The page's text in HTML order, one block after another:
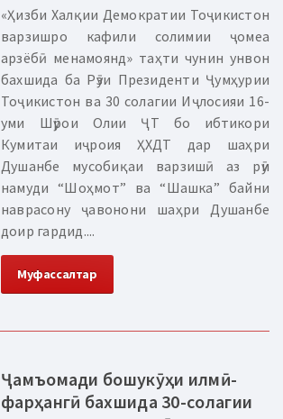
«Ҳизби Халқии Демократии Тоҷикистон
варзишро кафили солимии ҷомеа
арзёбӣ менамоянд» таҳти чунин унвон
бахшида ба Рӯзи Президенти Ҷумҳурии
Тоҷикистон ва 30 солагии Иҷлосияи 16-
уми Шӯрои Олии ҶТ бо ибтикори
Кумитаи иҷроия ҲХДТ дар шаҳри
Душанбе мусобиқаи варзишӣ аз рӯи
намуди “Шоҳмот” ва “Шашка” байни
наврасону ҷавонони шаҳри Душанбе
доир гардид....
Муфассалтар
Ҷамъомади бошукӯҳи илмӣ-
фарҳангӣ бахшида 30-солагии